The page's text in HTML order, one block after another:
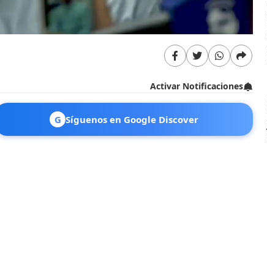
Activar Notificaciones
G Síguenos en Google Discover